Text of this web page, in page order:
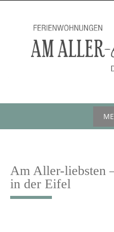
content
Am Aller-liebsten
in der Eifel